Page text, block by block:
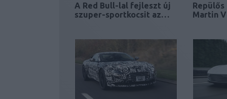
A Red Bull-lal fejleszt új
szuper-sportkocsit az…
Martin